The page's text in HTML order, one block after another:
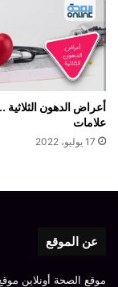
علامات
17 يوليو، 2022
عن الموقع
موقع الصحة أونلاين